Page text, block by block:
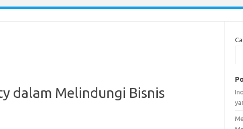
dalam Melindungi Bisnis